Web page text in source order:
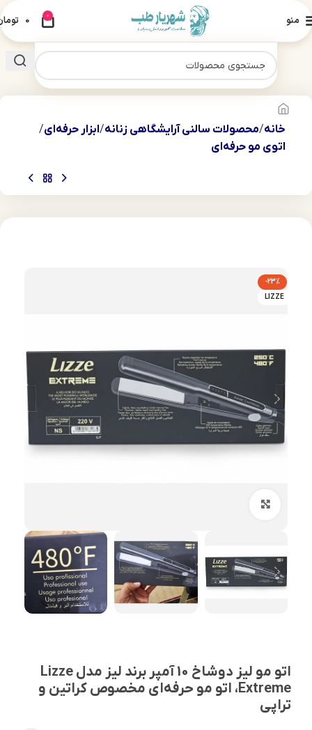
منو 0
0
خانه محصولات سالنی آرایشگاهی زنانه ابزار حرفه‌ای
اتوی مو حرفه‌ای
-23%
LIZZE
اتو مو لیز دوشاخ 10 آمپر برند لیز مدل Lizze
Extreme، اتو مو حرفه‌ای مخصوص کراتین و
تراپی